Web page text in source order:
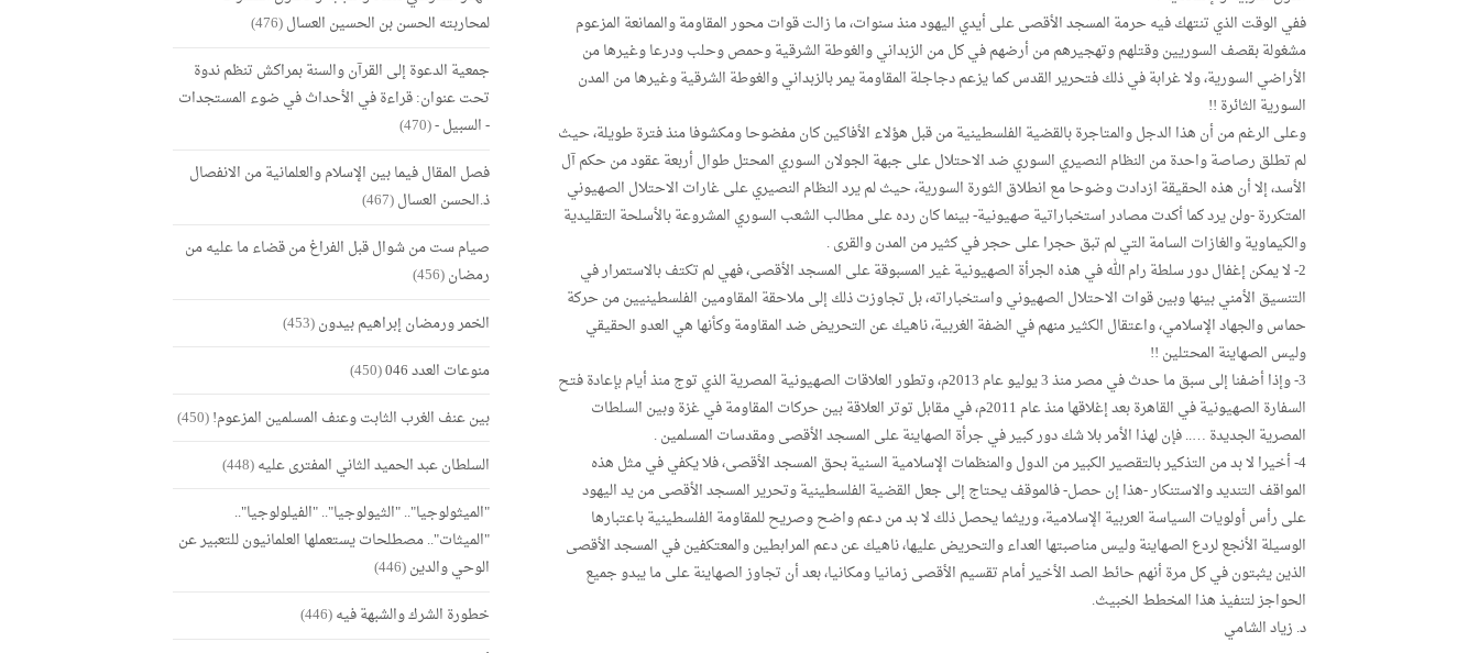
ففي الوقت الذي تنتهك فيه حرمة المسجد الأقصى على أيدي اليهود منذ سنوات، ما زالت قوات محور المقاومة والممانعة المزعوم
مشغولة بقصف السوريين وقتلهم وتهجيرهم من أرضهم في كل من الزبداني والغوطة الشرقية وحمص وحلب ودرعا وغيرها من
الأراضي السورية، ولا غرابة في ذلك فتحرير القدس كما يزعم دجاجلة المقاومة يمر بالزبداني والغوطة الشرقية وغيرها من المدن
السورية الثائرة !!
وعلى الرغم من أن هذا الدجل والمتاجرة بالقضية الفلسطينية من قبل هؤلاء الأفاكين كان مفضوحا ومكشوفا منذ فترة طويلة، حيث
لم تطلق رصاصة واحدة من النظام النصيري السوري ضد الاحتلال على جبهة الجولان السوري المحتل طوال أربعة عقود من حكم آل
الأسد، إلا أن هذه الحقيقة ازدادت وضوحا مع انطلاق الثورة السورية، حيث لم يرد النظام النصيري على غارات الاحتلال الصهيوني
المتكررة -ولن يرد كما أكدت مصادر استخباراتية صهيونية- بينما كان رده على مطالب الشعب السوري المشروعة بالأسلحة التقليدية
والكيماوية والغازات السامة التي لم تبق حجرا على حجر في كثير من المدن والقرى .
2- لا يمكن إغفال دور سلطة رام الله في هذه الجرأة الصهيونية غير المسبوقة على المسجد الأقصى، فهي لم تكتف بالاستمرار في
التنسيق الأمني بينها وبين قوات الاحتلال الصهيوني واستخباراته، بل تجاوزت ذلك إلى ملاحقة المقاومين الفلسطينيين من حركة
حماس والجهاد الإسلامي، واعتقال الكثير منهم في الضفة الغربية، ناهيك عن التحريض ضد المقاومة وكأنها هي العدو الحقيقي
وليس الصهاينة المحتلين !!
3- وإذا أضفنا إلى سبق ما حدث في مصر منذ 3 يوليو عام 2013م، وتطور العلاقات الصهيونية المصرية الذي توج منذ أيام بإعادة فتح
السفارة الصهيونية في القاهرة بعد إغلاقها منذ عام 2011م، في مقابل توتر العلاقة بين حركات المقاومة في غزة وبين السلطات
المصرية الجديدة ….. فإن لهذا الأمر بلا شك دور كبير في جرأة الصهاينة على المسجد الأقصى ومقدسات المسلمين .
4- أخيرا لا بد من التذكير بالتقصير الكبير من الدول والمنظمات الإسلامية السنية بحق المسجد الأقصى، فلا يكفي في مثل هذه
المواقف التنديد والاستنكار -هذا إن حصل- فالموقف يحتاج إلى جعل القضية الفلسطينية وتحرير المسجد الأقصى من يد اليهود
على رأس أولويات السياسة العربية الإسلامية، وريثما يحصل ذلك لا بد من دعم واضح وصريح للمقاومة الفلسطينية باعتبارها
الوسيلة الأنجع لردع الصهاينة وليس مناصبتها العداء والتحريض عليها، ناهيك عن دعم المرابطين والمعتكفين في المسجد الأقصى
الذين يثبتون في كل مرة أنهم حائط الصد الأخير أمام تقسيم الأقصى زمانيا ومكانيا، بعد أن تجاوز الصهاينة على ما يبدو جميع
الحواجز لتنفيذ هذا المخطط الخبيث.
د. زياد الشامي
لمحاربته الحسن بن الحسين العسال(476)
جمعية الدعوة إلى القرآن والسنة بمراكش تنظم ندوة
تحت عنوان: قراءة في الأحداث في ضوء المستجدات
- السبيل -(470)
فصل المقال فيما بين الإسلام والعلمانية من الانفصال
ذ.الحسن العسال(467)
صيام ست من شوال قبل الفراغ من قضاء ما عليه من
رمضان(456)
الخمر ورمضان إبراهيم بيدون(453)
منوعات العدد 046
(450)
بين عنف الغرب الثابت وعنف المسلمين المزعوم!(450)
السلطان عبد الحميد الثاني المفترى عليه(448)
"الميثولوجيا".. "الثيولوجيا".. "الفيلولوجيا"..
"الميثات".. مصطلحات يستعملها العلمانيون للتعبير عن
الوحي والدين(446)
خطورة الشرك والشبهة فيه(446)